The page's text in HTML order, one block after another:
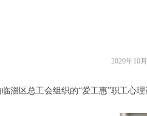
临淄区总工会组织的“爱工惠”职工心
2020年10